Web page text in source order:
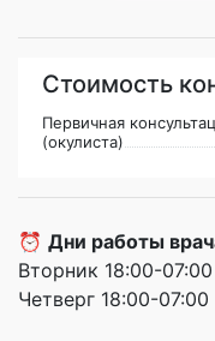
Стоимость
Первичная
(окулиста)
⏰ Дни работы
Вторник 18:00-07:00
Четверг 18:00-07:00